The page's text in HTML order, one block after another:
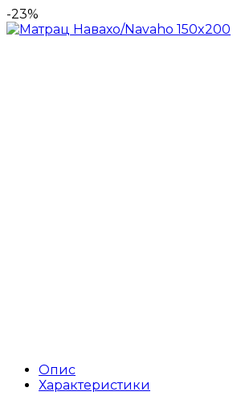
-23%
Опис
Характеристики